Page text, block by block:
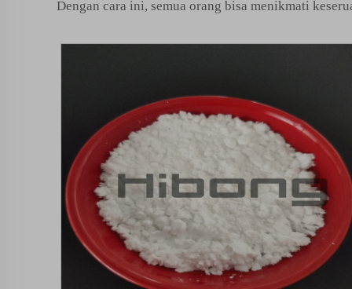
Dengan cara ini, semua orang bisa menikmati